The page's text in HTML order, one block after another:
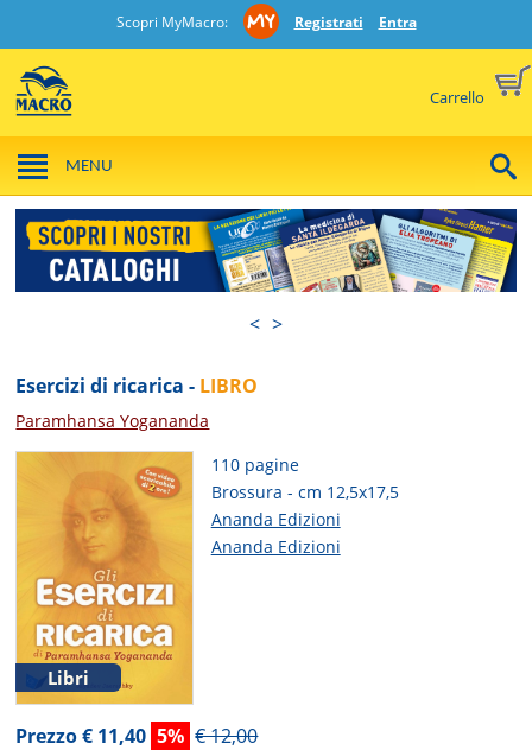
Scopri MyMacro: Registrati Entra
Carrello
MENU
< >
Esercizi di ricarica - LIBRO
Paramhansa Yogananda
Libri
110 pagine
Brossura - cm 12,5x17,5
Ananda Edizioni
Ananda Edizioni
Prezzo € 11,40 5% € 12,00